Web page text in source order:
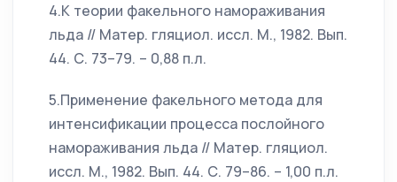
4.К теории факельного намораживания
льда // Матер. гляциол. иссл. М., 1982. Вып.
44. С. 73–79. – 0,88 п.л.
5.Применение факельного метода для
интенсификации процесса послойного
намораживания льда // Матер. гляциол.
иссл. М., 1982. Вып. 44. С. 79–86. – 1,00 п.л.